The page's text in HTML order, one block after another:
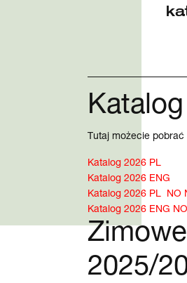
Tutaj możecie
Katalog 2026 PL
Katalog 2026 ENG
Katalog 2026 PL NO
Katalog 2026 ENG
2025/